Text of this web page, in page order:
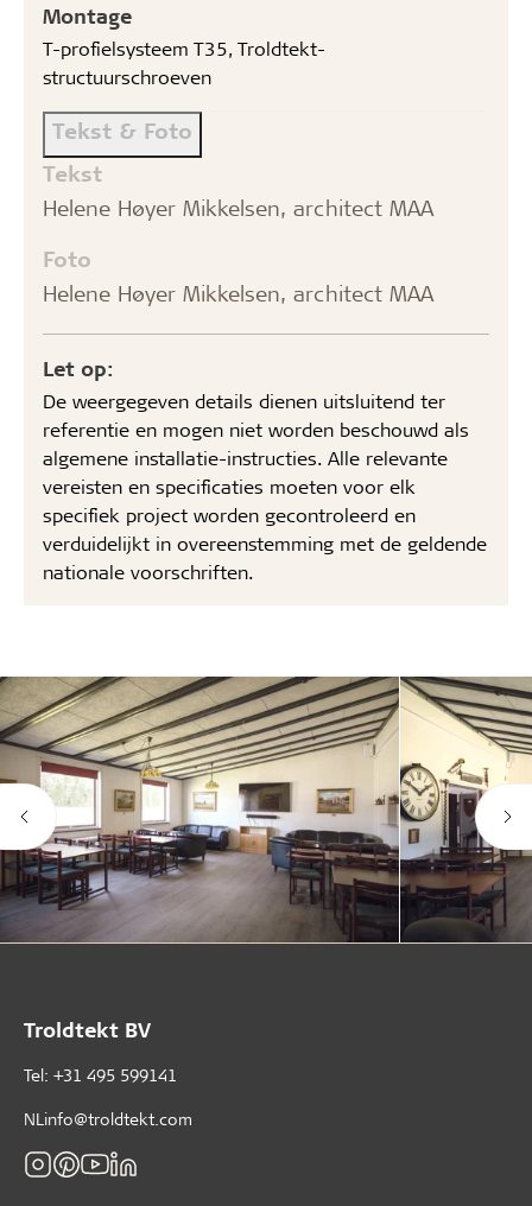
Montage
T-profielsysteem T35, Troldtekt-
structuurschroeven
Tekst & Foto
Tekst
Helene Høyer Mikkelsen, architect MAA
Foto
Helene Høyer Mikkelsen, architect MAA
Let op:
De weergegeven details dienen uitsluitend ter
referentie en mogen niet worden beschouwd als
algemene installatie-instructies. Alle relevante
vereisten en specificaties moeten voor elk
specifiek project worden gecontroleerd en
verduidelijkt in overeenstemming met de geldende
nationale voorschriften.
Troldtekt BV
Tel: +31 495 599141
NLinfo@troldtekt.com